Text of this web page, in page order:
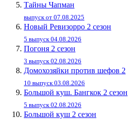
Тайны Чапман
выпуск от 07.08.2025
Новый Ревизорро 2 сезон
5 выпуск 04.08.2026
Погоня 2 сезон
3 выпуск 02.08.2026
Домохозяйки против шефов 2
10 выпуск 03.08.2026
Большой куш. Бангкок 2 сезон
5 выпуск 02.08.2026
Большой куш 2 сезон